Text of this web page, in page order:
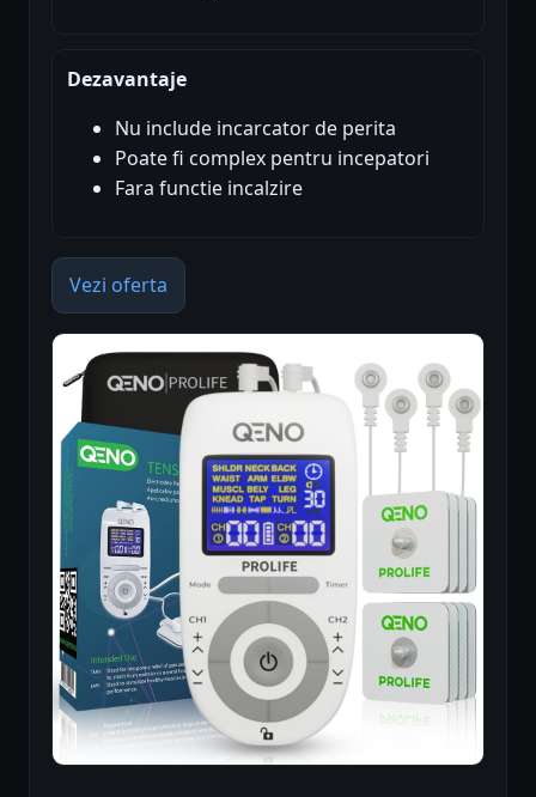
Dezavantaje
Nu include incarcator de perita
Poate fi complex pentru incepatori
Fara functie incalzire
Vezi oferta